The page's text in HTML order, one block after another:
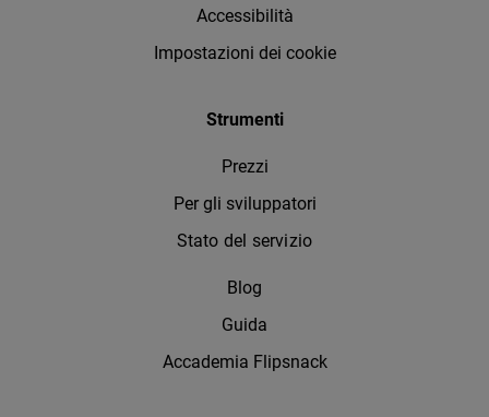
Accessibilità
Impostazioni dei cookie
Strumenti
Prezzi
Per gli sviluppatori
Stato del servizio
Blog
Guida
Accademia Flipsnack